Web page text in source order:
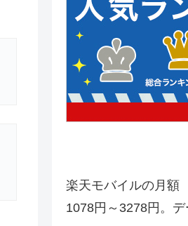
楽天モバイルの月額
1078円～3278円。